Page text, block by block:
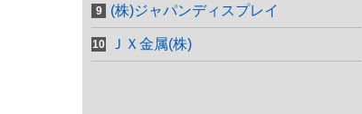
(株)ジャパンディスプレイ
ＪＸ金属(株)